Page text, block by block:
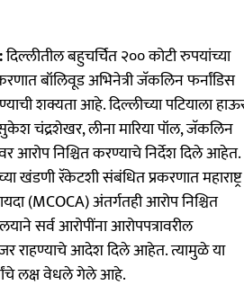
दिल्लीतील बहुचर्चित २०० कोटी रुपयांच्या
बॉलिवूड अभिनेत्री जॅकलिन फर्नांडिस
शक्यता आहे. दिल्लीच्या पटियाला
चंद्रशेखर, लीना मारिया पॉल, जॅकलिन
आरोप निश्चित करण्याचे निर्देश दिले आहेत.
खंडणी रॅकेटशी संबंधित प्रकरणात महाराष्ट्र
(MCOCA) अंतर्गतही आरोप निश्चित
सर्व आरोपींना आरोपपत्रावरील
राहण्याचे आदेश दिले आहेत. त्यामुळे या
लक्ष वेधले गेले आहे.